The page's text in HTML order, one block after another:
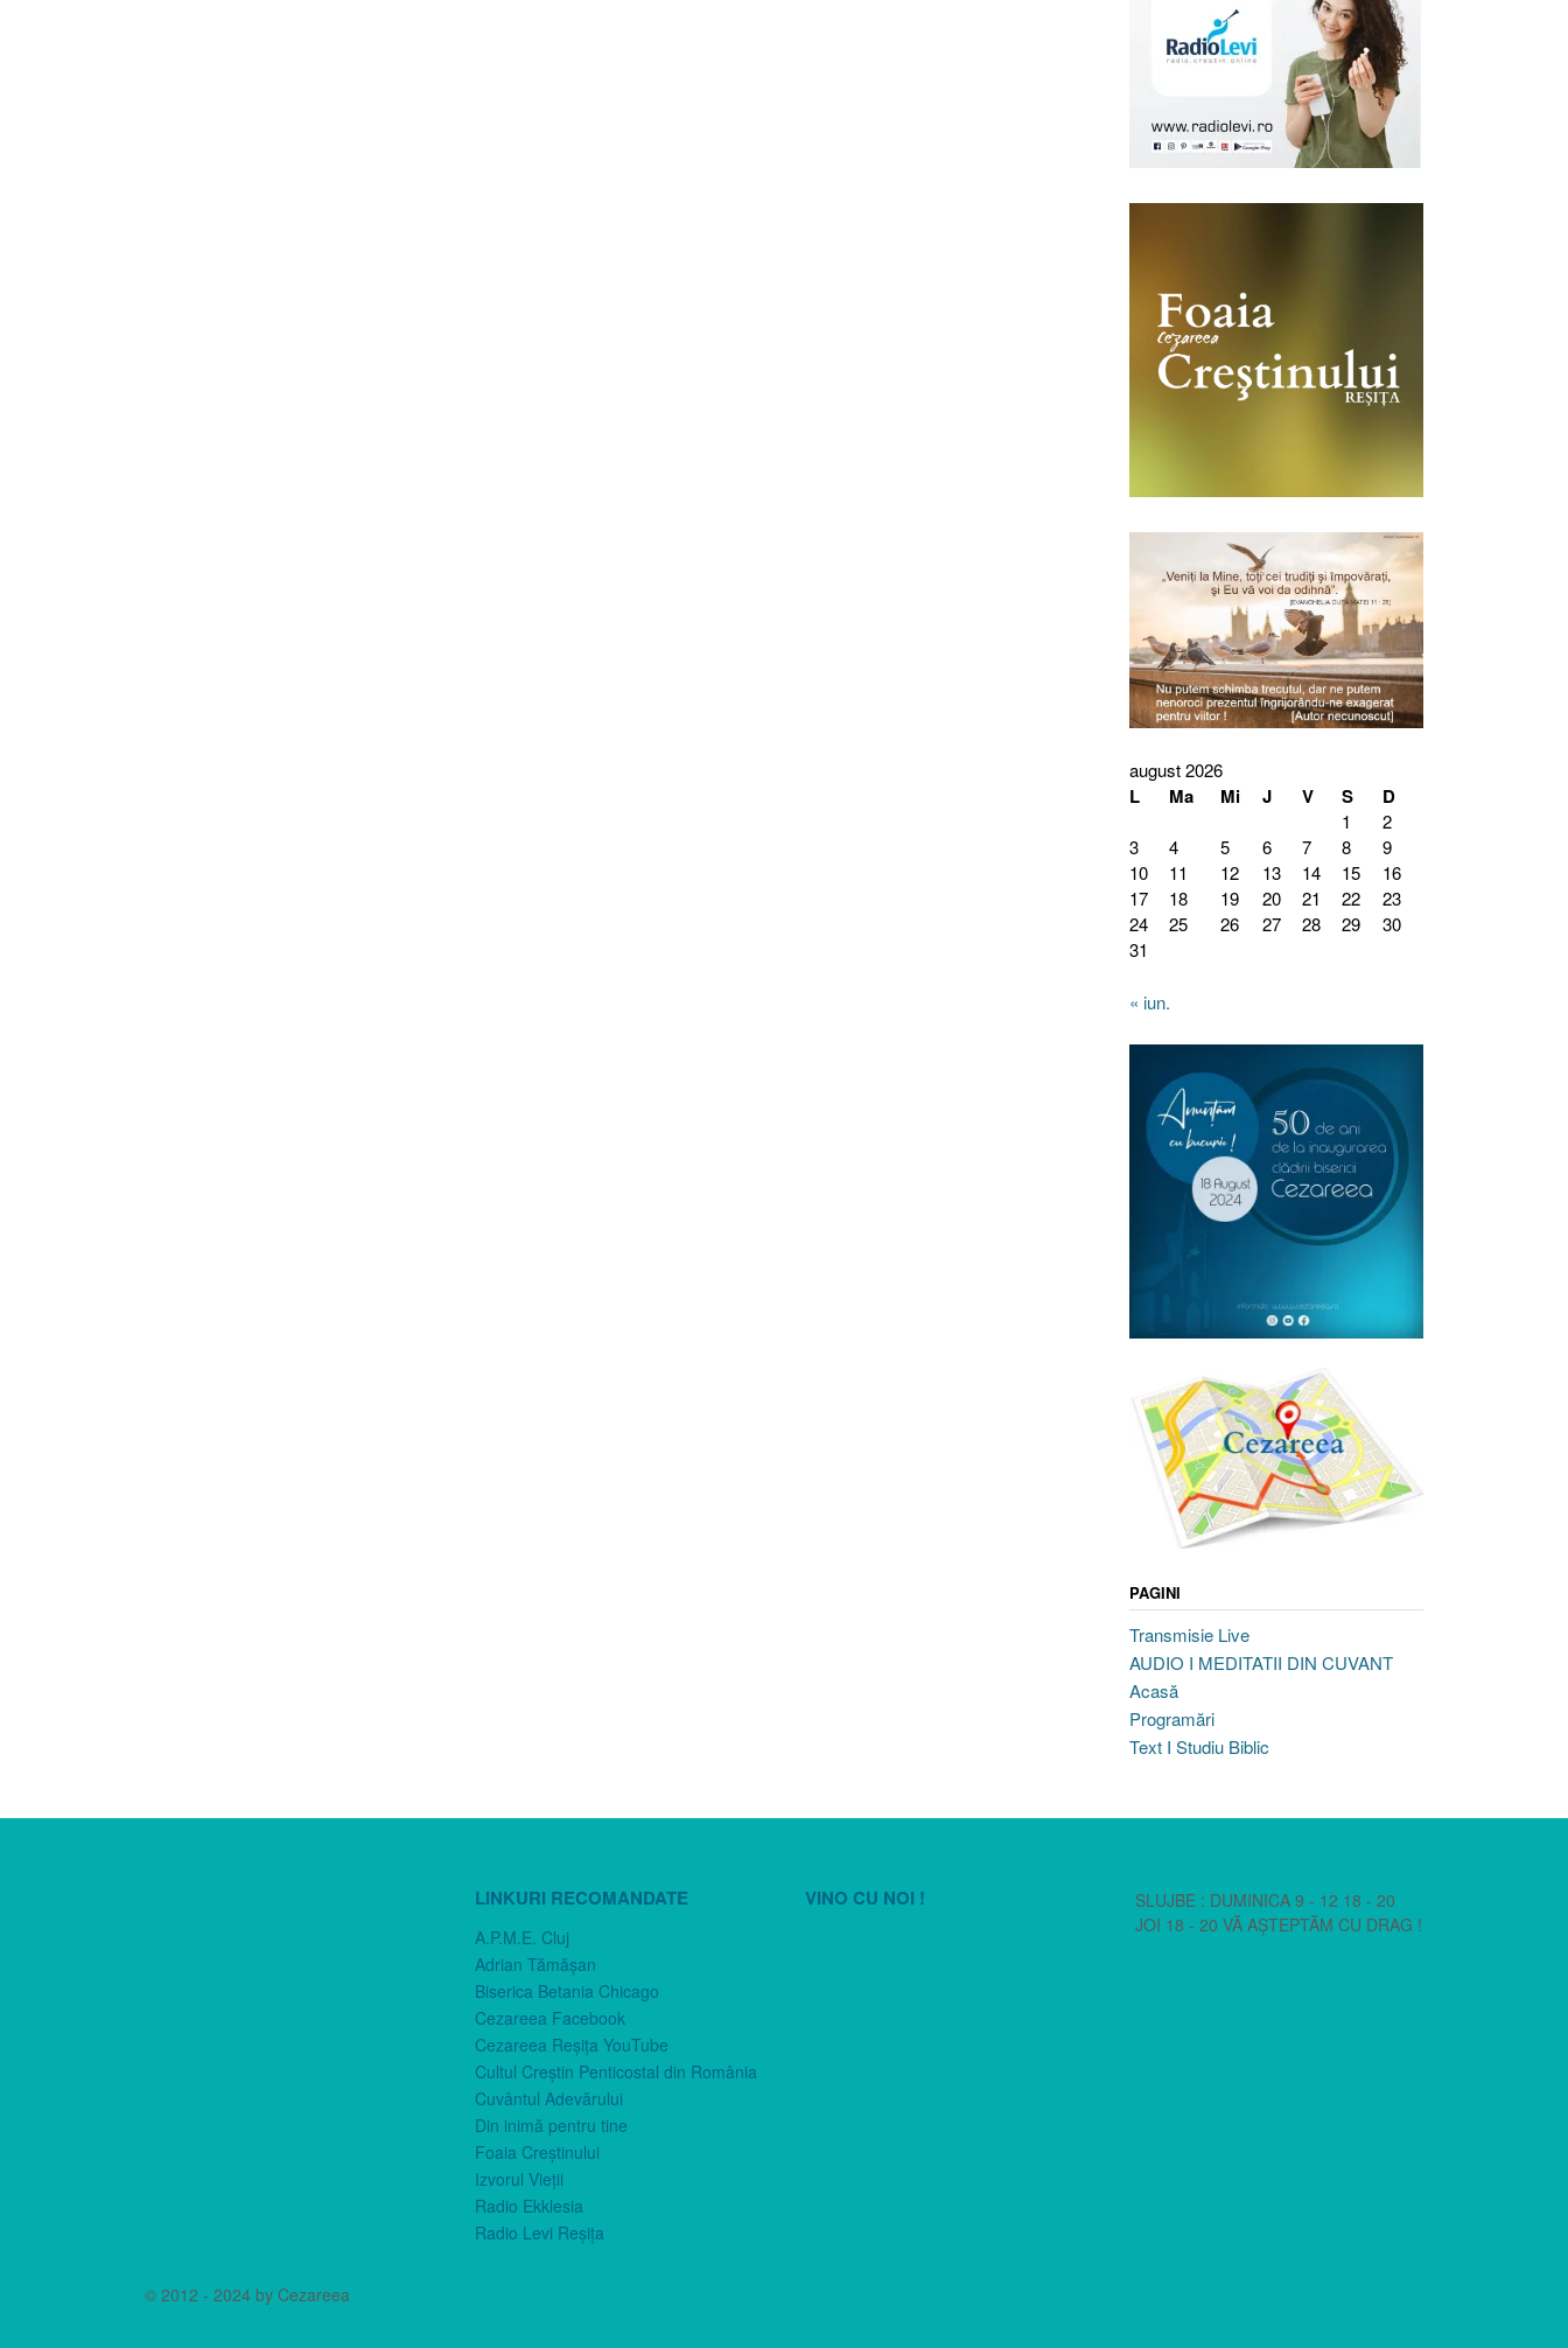
august 2026
L Ma Mi J V S D
1
2
3
4 5 6 7 8
9
10
11 12 13 14 15
16
17
18 19 20 21 22
23
24
25 26 27 28 29
30
31
« iun.
PAGINI
Transmisie Live
AUDIO I MEDITATII DIN CUVANT
Acasă
Programări
Text I Studiu Biblic
LINKURI RECOMANDATE
A.P.M.E. Cluj
Adrian Tămăşan
Biserica Betania Chicago
Cezareea Facebook
Cezareea Reşiţa YouTube
Cultul Creştin Penticostal din România
Cuvântul Adevărului
Din inimă pentru tine
Foaia Creştinului
Izvorul Vieţii
Radio Ekklesia
Radio Levi Reşiţa
VINO CU NOI !
SLUJBE : DUMINICA 9 - 12 18 - 20
JOI 18 - 20 VĂ AȘTEPTĂM CU DRAG !
© 2012 - 2024 by Cezareea